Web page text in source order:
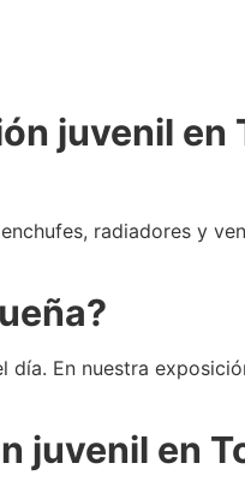
juvenil en
radiadores y
día. En nuestra
juvenil en